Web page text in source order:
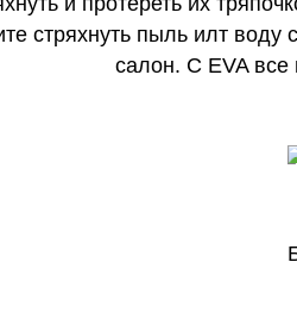
стряхнуть пыль илт воду
салон. С EVA все